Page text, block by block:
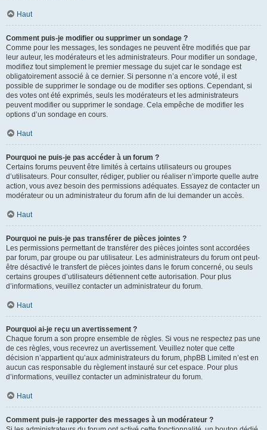
Haut
Comment puis-je modifier ou supprimer un sondage ?
Comme pour les messages, les sondages ne peuvent être modifiés que par
leur auteur, les modérateurs et les administrateurs. Pour modifier un sondage,
modifiez tout simplement le premier message du sujet car le sondage est
obligatoirement associé à ce dernier. Si personne n’a encore voté, il est
possible de supprimer le sondage ou de modifier ses options. Cependant, si
des votes ont été exprimés, seuls les modérateurs et les administrateurs
peuvent modifier ou supprimer le sondage. Cela empêche de modifier les
options d’un sondage en cours.
Haut
Pourquoi ne puis-je pas accéder à un forum ?
Certains forums peuvent être limités à certains utilisateurs ou groupes
d’utilisateurs. Pour consulter, rédiger, publier ou réaliser n’importe quelle autre
action, vous avez besoin des permissions adéquates. Essayez de contacter un
modérateur ou un administrateur du forum afin de lui demander un accès.
Haut
Pourquoi ne puis-je pas transférer de pièces jointes ?
Les permissions permettant de transférer des pièces jointes sont accordées
par forum, par groupe ou par utilisateur. Les administrateurs du forum ont peut-
être désactivé le transfert de pièces jointes dans le forum concerné, ou seuls
certains groupes d’utilisateurs détiennent cette autorisation. Pour plus
d’informations, veuillez contacter un administrateur du forum.
Haut
Pourquoi ai-je reçu un avertissement ?
Chaque forum a son propre ensemble de règles. Si vous ne respectez pas une
de ces règles, vous recevrez un avertissement. Veuillez noter que cette
décision n’appartient qu’aux administrateurs du forum, phpBB Limited n’est en
aucun cas responsable du règlement instauré sur cet espace. Pour plus
d’informations, veuillez contacter un administrateur du forum.
Haut
Comment puis-je rapporter des messages à un modérateur ?